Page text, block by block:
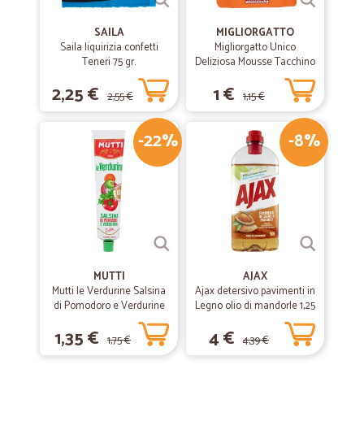
SAILA
Saila liquirizia confetti
Teneri 75 gr.
2,25 € 2,55 €
MIGLIORGATTO
Migliorgatto Unico
Deliziosa Mousse Tacchino
1 € 1,15 €
-22%
MUTTI
Mutti le Verdurine Salsina
di Pomodoro e Verdurine
1,35 € 1,75 €
-8%
AJAX
Ajax detersivo pavimenti in
Legno olio di mandorle 1,25
4 € 4,39 €